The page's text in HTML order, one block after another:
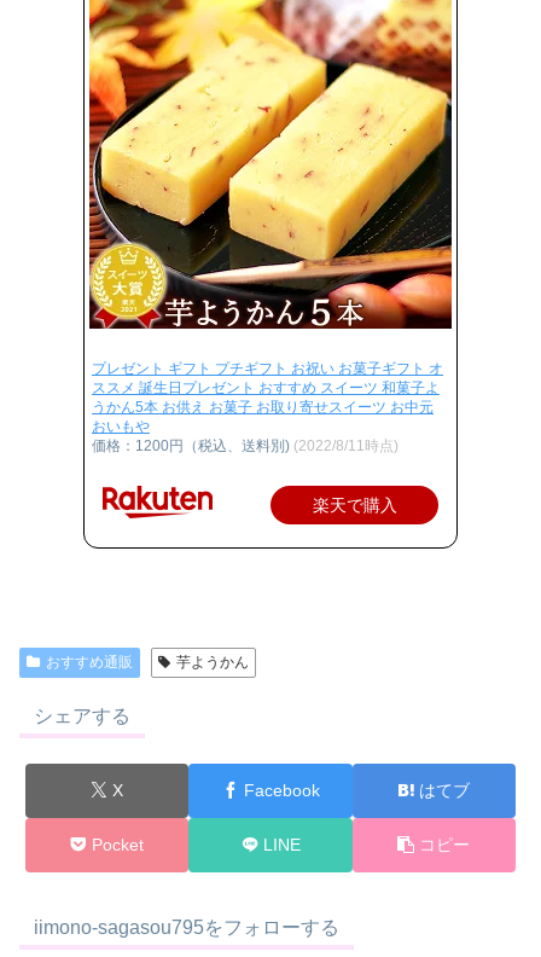
プレゼント ギフト プチギフト お祝い お菓子ギフト オ
ススメ 誕生日プレゼント おすすめ スイーツ 和菓子よ
うかん5本 お供え お菓子 お取り寄せスイーツ お中元
おいもや
価格：1200円（税込、送料別) (2022/8/11時点)
楽天で購入
おすすめ通販 芋ようかん
シェアする
X Facebook はてブ
Pocket LINE コピー
iimono-sagasou795をフォローする